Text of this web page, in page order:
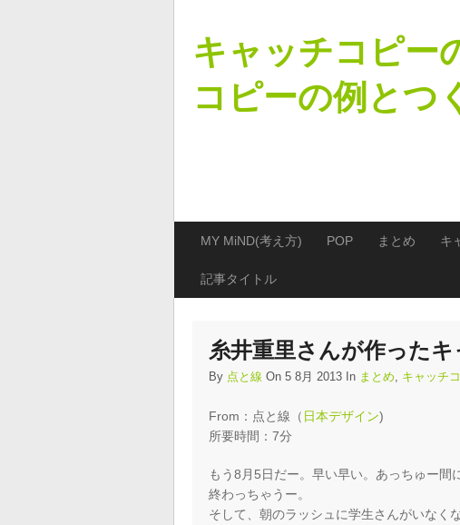
キャッチコピー
コピーの例とつ
MY MiND(考え方) POP まとめ キ
記事タイトル
糸井重里さんが作った
By 点と線 On 5 8月 2013 In まとめ, キャッチ
From：点と線（ 日本デザイン)
所要時間：7分
もう8月5日だー。早い早い。あっちゅー間
終わっちゃうー。
そして、朝のラッシュに学生さんがいなく